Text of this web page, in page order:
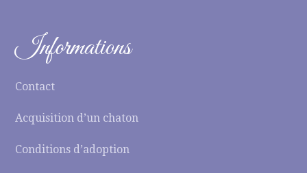
Informations
Contact
Acquisition d’un chaton
Conditions d’adoption